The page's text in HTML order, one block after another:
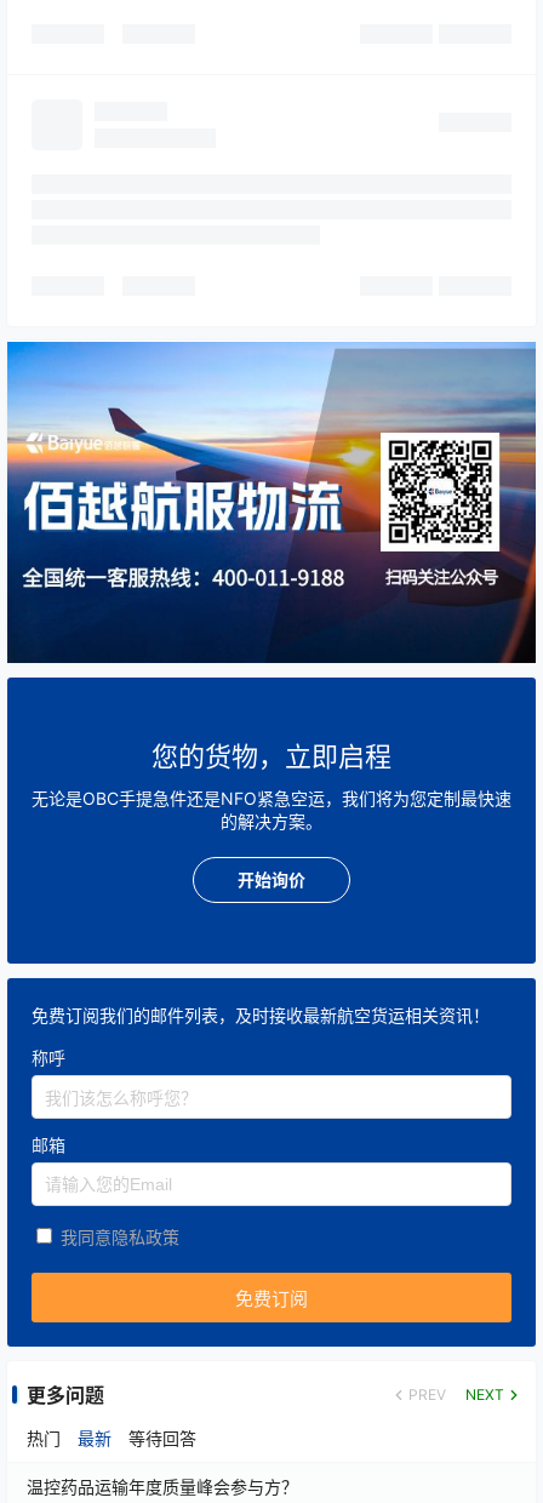
您的货物，立即启程
无论是OBC手提急件还是NFO紧急空运，我们将为您定制最快速
的解决方案。
开始询价
免费订阅我们的邮件列表，及时接收最新航空货运相关资讯！
称呼
邮箱
我同意隐私政策
更多问题 PREV NEXT
热门 最新 等待回答
温控药品运输年度质量峰会参与方？